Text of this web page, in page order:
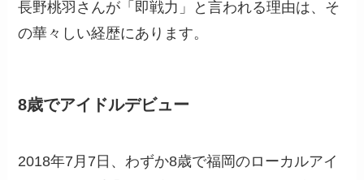
長野桃羽さんが「即戦力」と言われる理由は、そ
の華々しい経歴にあります。
8歳でアイドルデビュー
2018年7月7日、わずか8歳で福岡のローカルアイ